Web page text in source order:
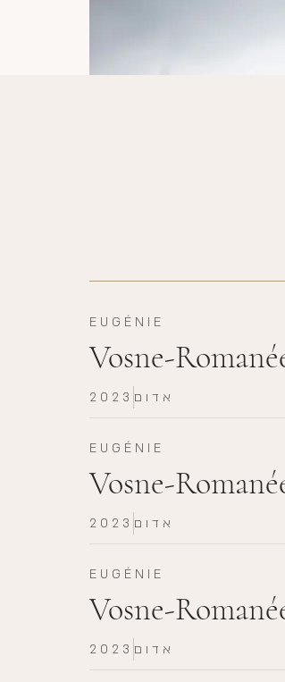
EUGÉNIE
Vosne-
2023 אדום
EUGÉNIE
Vosne-
2023 אדום
EUGÉNIE
Vosne-
2023 אדום